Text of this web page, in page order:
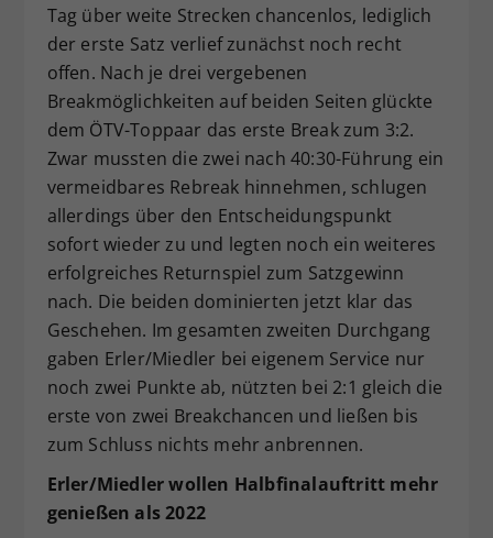
Tag über weite Strecken chancenlos, lediglich
der erste Satz verlief zunächst noch recht
offen. Nach je drei vergebenen
Breakmöglichkeiten auf beiden Seiten glückte
dem ÖTV-Toppaar das erste Break zum 3:2.
Zwar mussten die zwei nach 40:30-Führung ein
vermeidbares Rebreak hinnehmen, schlugen
allerdings über den Entscheidungspunkt
sofort wieder zu und legten noch ein weiteres
erfolgreiches Returnspiel zum Satzgewinn
nach. Die beiden dominierten jetzt klar das
Geschehen. Im gesamten zweiten Durchgang
gaben Erler/Miedler bei eigenem Service nur
noch zwei Punkte ab, nützten bei 2:1 gleich die
erste von zwei Breakchancen und ließen bis
zum Schluss nichts mehr anbrennen.
Erler/Miedler wollen Halbfinalauftritt mehr
genießen als 2022